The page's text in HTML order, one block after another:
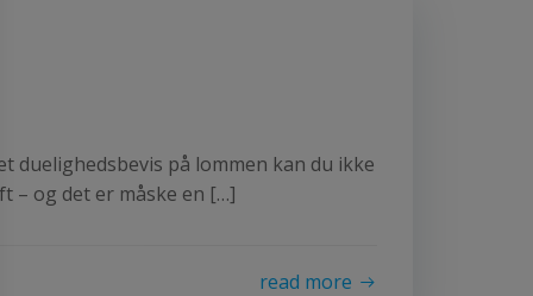
duelighedsbevis på lommen kan du ikke
– og det er måske en […]
read more